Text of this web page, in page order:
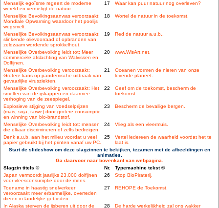
Menselijk egoïsme regeert de moderne
wereld en vernietigt de natuur.
17 Waar kan puur natuur nog overleven?
Menselijke Bevolkingsaanwas veroorzaakt:
Mondiale Opwarming waardoor het poolijs
wegsmelt.
18 Wortel de natuur in de toekomst.
Menselijke Bevolkingsaanwas veroorzaakt:
slinkende olievoorraad of opbranden van
zeldzaam wordende sprokkelhout.
19 Red de natuur a.u.b..
Menselijke Overbevolking leidt tot: Meer
commerciële afslachting van Walvissen en
Dolfijnen.
20 www.WisArt.net.
Menselijke Overbevolking veroorzaakt:
Grotere kans op pandemische uitbraak van
gevaarlijke virusziekten.
21
Oceanen vormen de nieren van onze
levende planeet.
Menselijke Overbevolking veroorzaakt: Het
smelten van de ijskappen en daarmee
verhoging van de zeespiegel.
22
Geef om de toekomst, bescherm de
toekomst.
Explosieve stijging van voedselprijzen
(mais, soja, tarwe) door grotere consumptie
en winning van bio-brandstof.
23 Bescherm de bevallige bergen.
Menselijke Overbevolking leidt tot: mensen
die elkaar discrimineren of zelfs bedreigen.
24 Vlieg als een vleermuis.
Denk a.u.b. aan het milieu voordat u veel
papier gebruikt bij het printen vanaf uw PC.
25
Vertel iedereen de waarheid voordat het te
laat is.
Start de slideshow om deze slagzinnen te bekijken, tezamen met de afbeeldingen en
animaties.
Ga daarvoor naar bovenkant van webpagina.
Slagzin titels ©
Nr.
Typemachine tekst ©
Japan vermoordt jaarlijks 23.000 dolfijnen
voor vleesconsumptie door de mens.
26 Stop BioPiraterij.
Toename in haastig snelverkeer
veroorzaakt meer erbarmelijke, overreden
dieren in landelijke gebieden.
27 REHOPE de Toekomst.
In Alaska sterven de ijsberen uit door de 28 De harde werkelijkheid zal ons wakker